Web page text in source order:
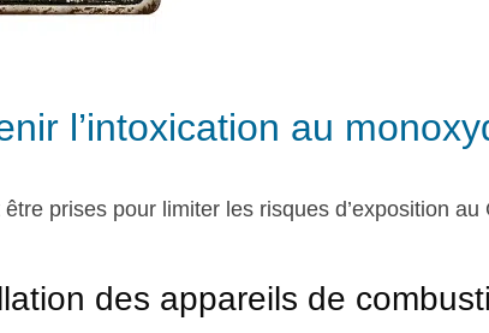
l’intoxication au
prises pour limiter les risques d’exposition au
des appareils de